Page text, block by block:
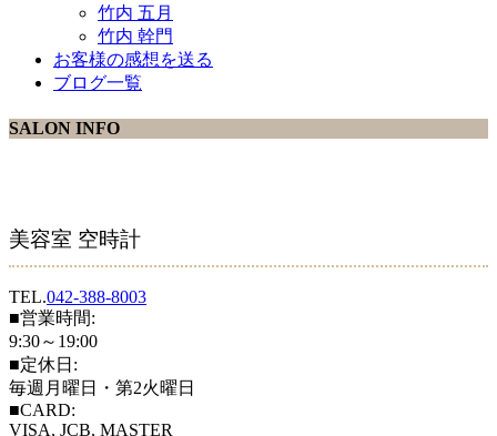
竹内 五月
竹内 幹門
お客様の感想を送る
ブログ一覧
SALON INFO
美容室 空時計
TEL.042-388-8003
■営業時間:
9:30～19:00
■定休日:
毎週月曜日・第2火曜日
■CARD:
VISA, JCB, MASTER